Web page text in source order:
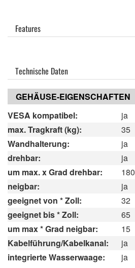
Features
Technische Daten
GEHÄUSE-EIGENSCHAFTEN
VESA kompatibel:
ja
max. Tragkraft (kg):
35
Wandhalterung:
ja
drehbar:
ja
um max. x Grad drehbar:
180
neigbar:
ja
geeignet von * Zoll:
32
geeignet bis * Zoll:
65
um max * Grad neigbar:
15
Kabelführung/Kabelkanal:
ja
integrierte Wasserwaage:
ja